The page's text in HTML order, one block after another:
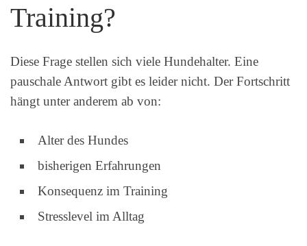
Training?
Diese Frage stellen sich viele Hundehalter. Eine
pauschale Antwort gibt es leider nicht. Der Fortschritt
hängt unter anderem ab von:
Alter des Hundes
bisherigen Erfahrungen
Konsequenz im Training
Stresslevel im Alltag